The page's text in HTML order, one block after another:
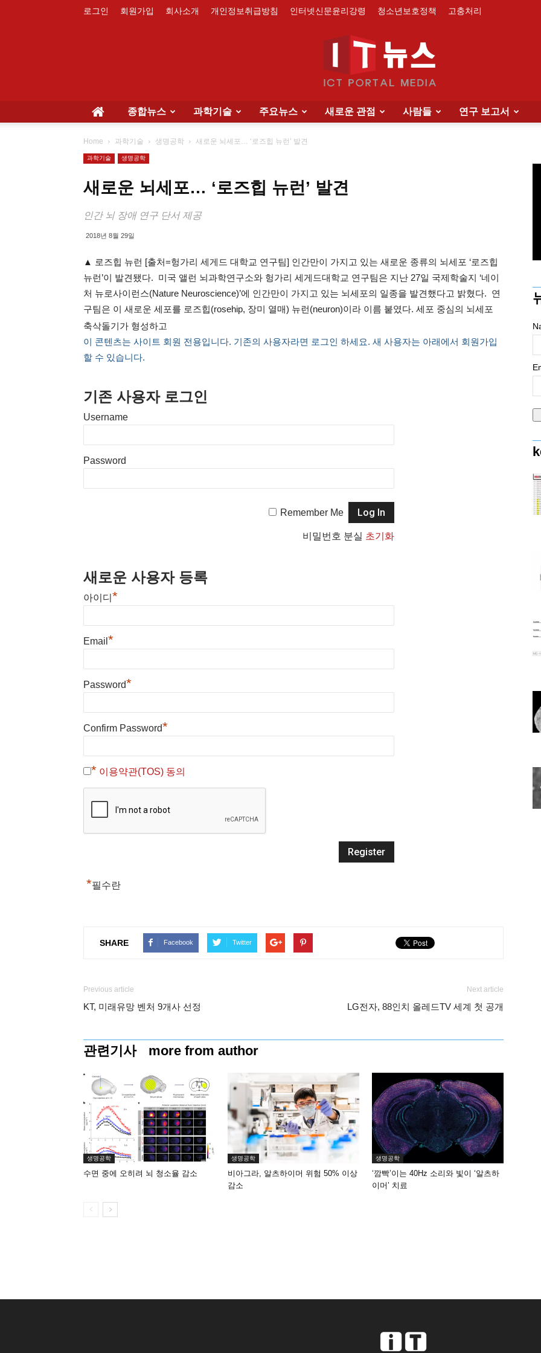
로그인 회원가입 회사소개 개인정보취급방침 인터넷신문윤리강령 청소년보호정책 고충처리
종합뉴스 과학기술 주요뉴스 새로운 관점 사람들 연구 보고서
Home 과학기술 생명공학 새로운 뇌세포… ‘로즈힙 뉴런’ 발견
과학기술 생명공학
새로운 뇌세포… ‘로즈힙 뉴런’ 발견
인간 뇌 장애 연구 단서 제공
2018년 8월 29일
▲ 로즈힙 뉴런 [출처=헝가리 세게드 대학교 연구팀] 인간만이 가지고 있는 새로운 종류의 뇌세포 ‘로즈힙
뉴런’이 발견됐다. 미국 앨런 뇌과학연구소와 헝가리 세게드대학교 연구팀은 지난 27일 국제학술지 ‘네이
처 뉴로사이런스(Nature Neuroscience)’에 인간만이 가지고 있는 뇌세포의 일종을 발견했다고 밝혔다. 연
구팀은 이 새로운 세포를 로즈힙(rosehip, 장미 열매) 뉴런(neuron)이라 이름 붙였다. 세포 중심의 뇌세포
축삭돌기가 형성하고
이 콘텐츠는 사이트 회원 전용입니다. 기존의 사용자라면 로그인 하세요. 새 사용자는 아래에서 회원가입
할 수 있습니다.
기존 사용자 로그인
Username
Password
Remember Me
비밀번호 분실 초기화
새로운 사용자 등록
아이디 *
Email *
Password*
Confirm Password*
* 이용약관(TOS) 동의
*필수란
SHARE Facebook Twitter
Previous article
KT, 미래유망 벤처 9개사 선정
Next article
LG전자, 88인치 올레드TV 세계 첫 공개
관련기사 more from author
생명공학
수면 중에 오히려 뇌 청소율 감소
생명공학
비아그라, 알츠하이머 위험 50% 이상
감소
생명공학
‘깜빡’이는 40Hz 소리와 빛이 ‘알츠하
이머’ 치료